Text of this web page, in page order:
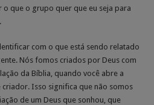
o que o grupo quer que eu seja para
com o que está sendo relatado
Nós fomos criados por Deus com
da Bíblia, quando você abre a
criador. Isso significa que não somos
de um Deus que sonhou, que